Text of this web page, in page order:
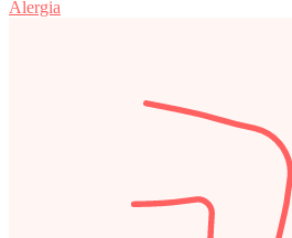
Alergia